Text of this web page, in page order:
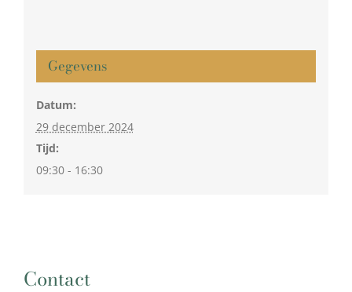
Gegevens
Datum:
29 december 2024
Tijd:
09:30 - 16:30
Contact